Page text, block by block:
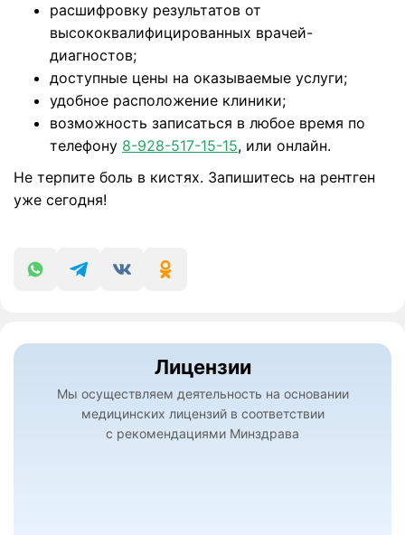
расшифровку результатов от
высококвалифицированных врачей-
диагностов;
доступные цены на оказываемые услуги;
удобное расположение клиники;
возможность записаться в любое время по
телефону 8-928-517-15-15, или онлайн.
Не терпите боль в кистях. Запишитесь на рентген
уже сегодня!
Лицензии
Мы осуществляем деятельность на основании
медицинских лицензий в соответствии
с рекомендациями Минздрава